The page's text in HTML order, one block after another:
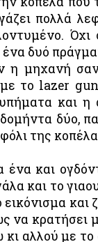
πολλά
δυό
η μηχανή
το lazer
και η
δύο,
της
ένα και
και το
εικόνισμα
να κρατήσει
αλλού με